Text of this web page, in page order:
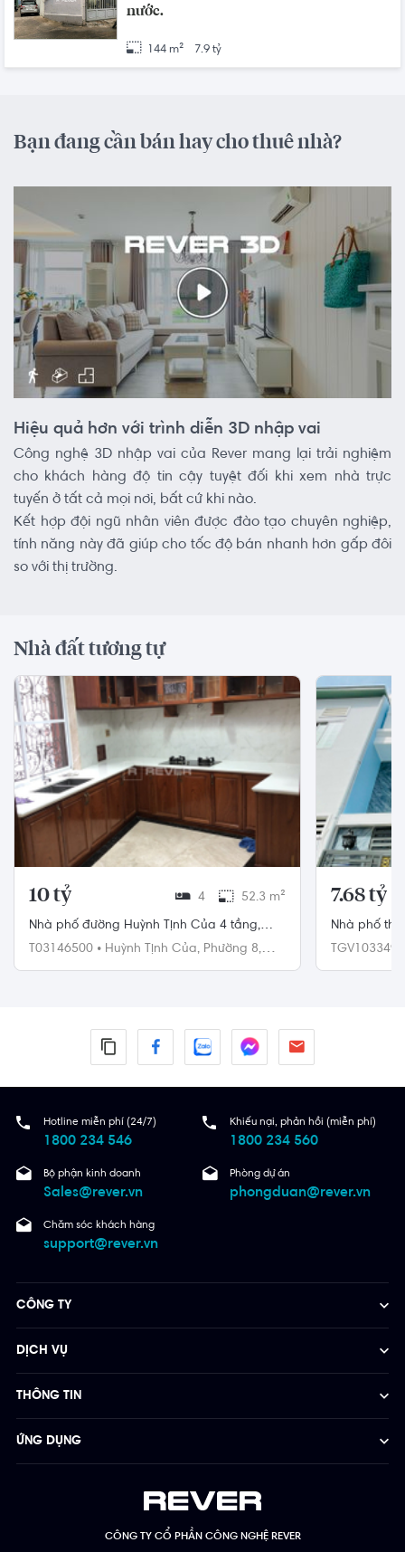
nước.
144 m² 7.9 tỷ
Bạn đang cần bán hay cho thuê nhà?
Hiệu quả hơn với trình diễn 3D nhập vai
Công nghệ 3D nhập vai của Rever mang lại trải nghiệm
cho khách hàng độ tin cậy tuyệt đối khi xem nhà trực
tuyến ở tất cả mọi nơi, bất cứ khi nào.
Kết hợp đội ngũ nhân viên được đào tạo chuyên nghiệp,
tính năng này đã giúp cho tốc độ bán nhanh hơn gấp đôi
so với thị trường.
Nhà đất tương tự
10 tỷ 4 52.3 m²
Nhà phố đường Huỳnh Tịnh Của 4 tầng,
diện tích 52.3m², hướng Nam, pháp lý Sổ
T03146500 • Huỳnh Tịnh Của, Phường 8,
7.68 tỷ
Nhà phố
thượng, có
TGV103349
Hotline miễn phí (24/7)
1800 234 546
Khiếu nại, phản hồi (miễn phí)
1800 234 560
Bộ phận kinh doanh
Sales@rever.vn
Phòng dự án
phongduan@rever.vn
Chăm sóc khách hàng
support@rever.vn
CÔNG TY CỔ PHẦN CÔNG NGHỆ REVER
CÔNG TY
DỊCH VỤ
THÔNG TIN
ỨNG DỤNG